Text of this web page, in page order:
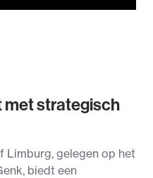
met strategisch
Limburg, gelegen op het
biedt een